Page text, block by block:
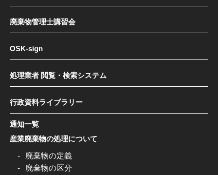
廃棄物管理士講習会
OSK-sign
処理業者 閲覧・検索システム
行政資料ライブラリー
通知一覧
産業廃棄物の処理について
廃棄物の定義
廃棄物の区分